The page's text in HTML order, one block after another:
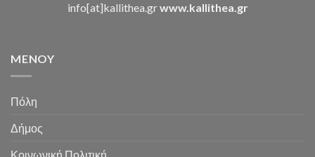
info[at]kallithea.grwww.kallithea.gr
MENOY
Πόλη
Δήμος